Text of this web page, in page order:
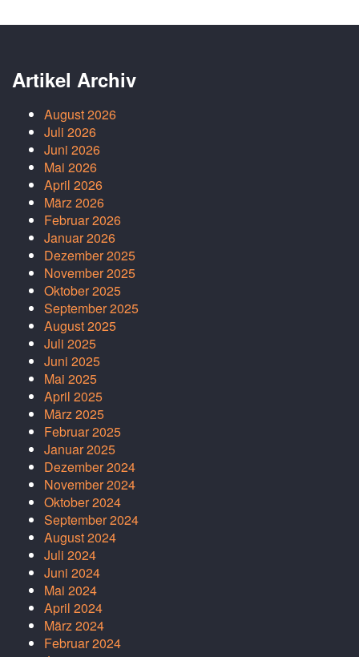
Artikel Archiv
August 2026
Juli 2026
Juni 2026
Mai 2026
April 2026
März 2026
Februar 2026
Januar 2026
Dezember 2025
November 2025
Oktober 2025
September 2025
August 2025
Juli 2025
Juni 2025
Mai 2025
April 2025
März 2025
Februar 2025
Januar 2025
Dezember 2024
November 2024
Oktober 2024
September 2024
August 2024
Juli 2024
Juni 2024
Mai 2024
April 2024
März 2024
Februar 2024